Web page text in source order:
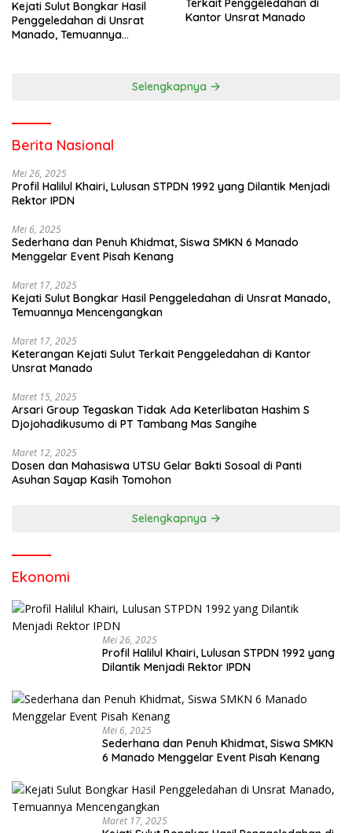
Kejati Sulut Bongkar Hasil
Penggeledahan di Unsrat
Manado, Temuannya
Terkait Penggeledahan di
Kantor Unsrat Manado
Selengkapnya
Berita Nasional
Mei 26, 2025
Profil Halilul Khairi, Lulusan STPDN 1992 yang Dilantik Menjadi
Rektor IPDN
Mei 6, 2025
Sederhana dan Penuh Khidmat, Siswa SMKN 6 Manado
Menggelar Event Pisah Kenang
Maret 17, 2025
Kejati Sulut Bongkar Hasil Penggeledahan di Unsrat Manado,
Temuannya Mencengangkan
Maret 17, 2025
Keterangan Kejati Sulut Terkait Penggeledahan di Kantor
Unsrat Manado
Maret 15, 2025
Arsari Group Tegaskan Tidak Ada Keterlibatan Hashim S
Djojohadikusumo di PT Tambang Mas Sangihe
Maret 12, 2025
Dosen dan Mahasiswa UTSU Gelar Bakti Sosoal di Panti
Asuhan Sayap Kasih Tomohon
Selengkapnya
Ekonomi
Mei 26, 2025
Profil Halilul Khairi, Lulusan STPDN 1992 yang
Dilantik Menjadi Rektor IPDN
Mei 6, 2025
Sederhana dan Penuh Khidmat, Siswa SMKN
6 Manado Menggelar Event Pisah Kenang
Maret 17, 2025